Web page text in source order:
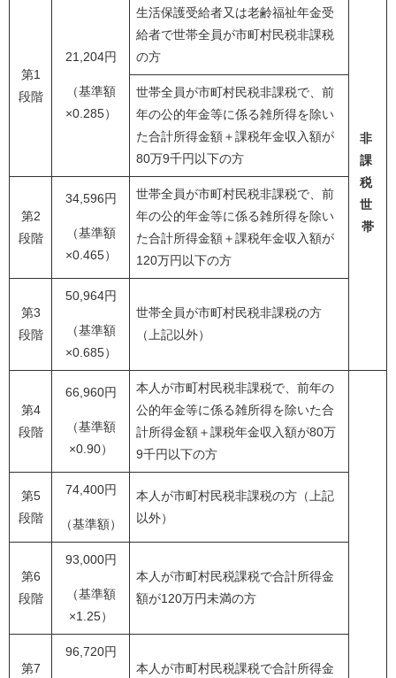
第1
段階
21,204円
（基準額
×0.285）
生活保護受給者又は老齢福祉年金受
給者で世帯全員が市町村民税非課税
の方
非
課
税
世
帯
世帯全員が市町村民税非課税で、前
年の公的年金等に係る雑所得を除い
た合計所得金額＋課税年金収入額が
80万9千円以下の方
第2
段階
34,596円
（基準額
×0.465）
世帯全員が市町村民税非課税で、前
年の公的年金等に係る雑所得を除い
た合計所得金額＋課税年金収入額が
120万円以下の方
第3
段階
50,964円
（基準額
×0.685）
世帯全員が市町村民税非課税の方
（上記以外）
第4
段階
66,960円
（基準額
×0.90）
本人が市町村民税非課税で、前年の
公的年金等に係る雑所得を除いた合
計所得金額＋課税年金収入額が80万
9千円以下の方
第5
段階
74,400円
（基準額）
本人が市町村民税非課税の方（上記
以外）
第6
段階
93,000円
（基準額
×1.25）
本人が市町村民税課税で合計所得金
額が120万円未満の方
第7
96,720円
本人が市町村民税課税で合計所得金